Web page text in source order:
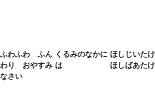
ふわふわ ふん
わり おやすみ
なさい
くるみのなかに
は
ほしじいた
ほしばあたけ